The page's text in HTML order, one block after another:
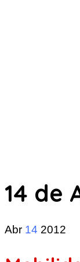
14 de
Abr 14 2012